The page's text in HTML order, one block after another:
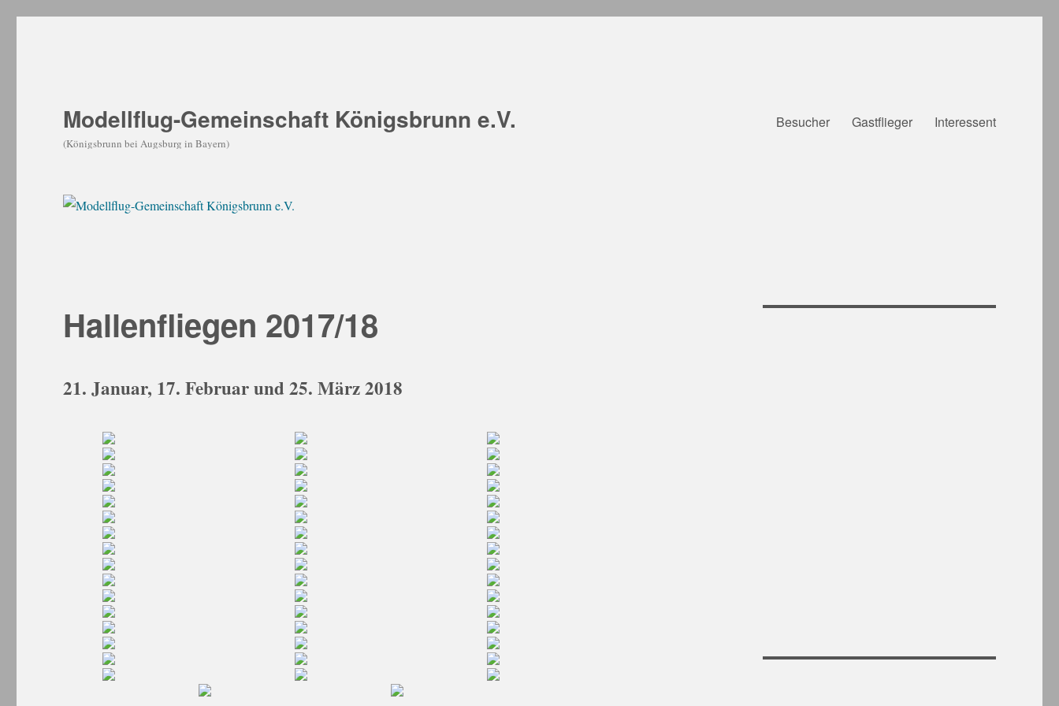
Modellflug-Gemeinschaft Königsbrunn e.V.
(Königsbrunn bei Augsburg in Bayern)
Besucher Gastflieger Interessent
Hallenfliegen 2017/18
21. Januar, 17. Februar und 25. März 2018